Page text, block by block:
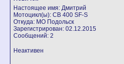
Настоящее имя: Дмитрий
Мотоцикл(ы): CB 400 SF-S
Откуда: МО Подольск
Зарегистрирован: 02.12.2015
Сообщений: 2
Неактивен